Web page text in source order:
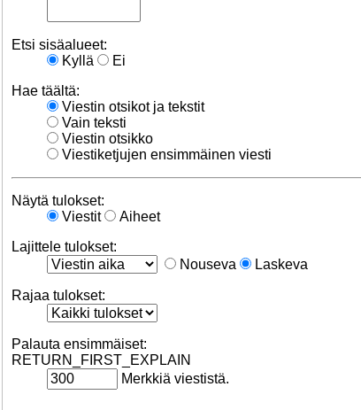
Etsi sisäalueet:
Kyllä
Ei
Hae täältä:
Viestin otsikot ja tekstit
Vain teksti
Viestin otsikko
Viestiketjujen ensimmäinen viesti
Näytä tulokset:
Viestit
Aiheet
Lajittele tulokset:
Nouseva
Laskeva
Rajaa tulokset:
Palauta ensimmäiset:
RETURN_FIRST_EXPLAIN
Merkkiä viestistä.